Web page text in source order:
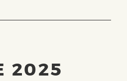
2025